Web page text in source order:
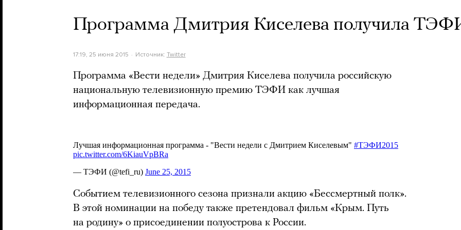
Программа Дмитрия Киселева получила
17:19, 25 июня 2015 Источник: Twitter
Программа «Вести недели» Дмитрия Киселева получила российскую
национальную телевизионную премию ТЭФИ как лучшая
информационная передача.
Событием телевизионного сезона признали акцию «Бессмертный полк».
В этой номинации на победу также претендовал фильм «Крым. Путь
на родину» о присоединении полуострова к России.